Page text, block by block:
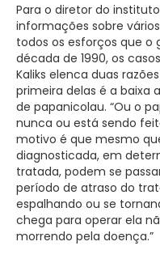
Para o diretor do
informações sobre
todos os esforços que o
década de 1990, os
Kaliks elenca duas
primeira delas é a baixa
de papanicolau. “Ou o
nunca ou está sendo
motivo é que mesmo
diagnosticada, em
tratada, podem se
período de atraso do
espalhando ou se
chega para operar ela
morrendo pela doença.”